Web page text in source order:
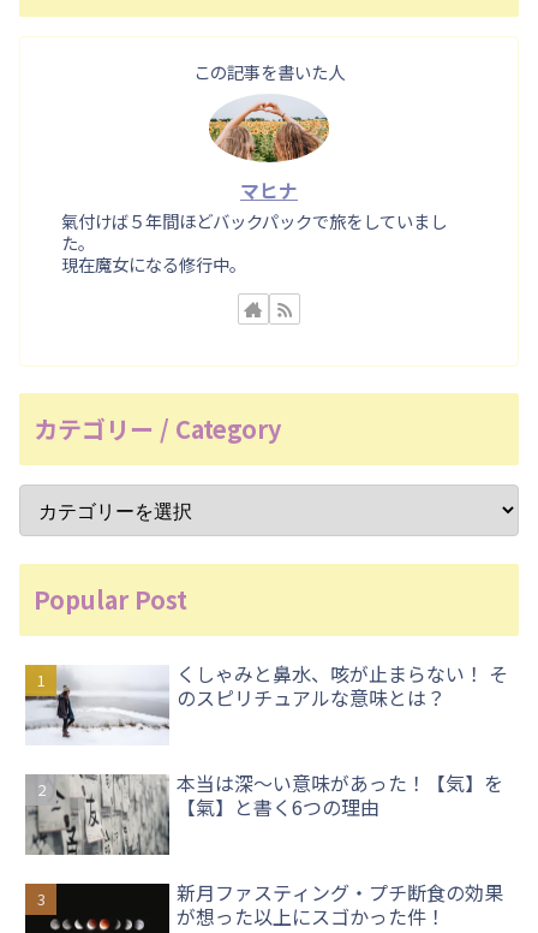
この記事を書いた人
マヒナ
氣付けば５年間ほどバックパックで旅をしていまし
た。
現在魔女になる修行中。
カテゴリー / Category
Popular Post
くしゃみと鼻水、咳が止まらない！ そ
のスピリチュアルな意味とは？
本当は深〜い意味があった！【気】を
【氣】と書く6つの理由
新月ファスティング・プチ断食の効果
が想った以上にスゴかった件！